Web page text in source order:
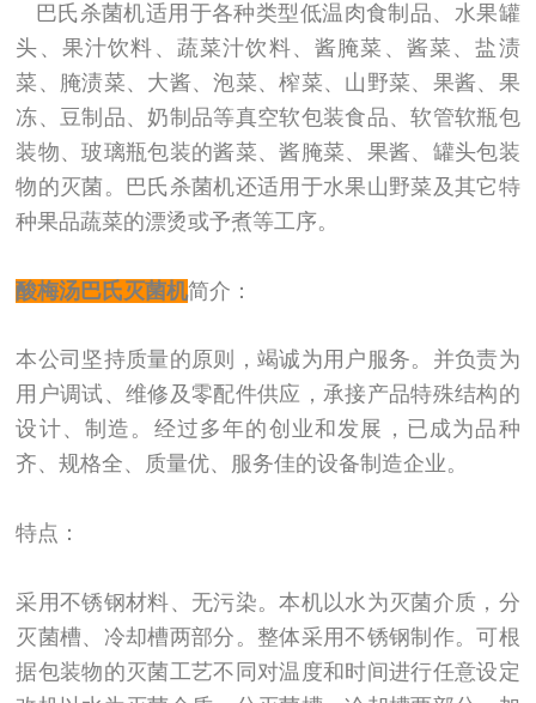
巴氏杀菌机适用于各种类型低温肉食制品、水果罐
头、果汁饮料、蔬菜汁饮料、酱腌菜、酱菜、盐渍
菜、腌渍菜、大酱、泡菜、榨菜、山野菜、果酱、果
冻、豆制品、奶制品等真空软包装食品、软管软瓶包
装物、玻璃瓶包装的酱菜、酱腌菜、果酱、罐头包装
物的灭菌。巴氏杀菌机还适用于水果山野菜及其它特
种果品蔬菜的漂烫或予煮等工序。
酸梅汤巴氏灭菌机简介：
本公司坚持质量的原则，竭诚为用户服务。并负责为
用户调试、维修及零配件供应，承接产品特殊结构的
设计、制造。经过多年的创业和发展，已成为品种
齐、规格全、质量优、服务佳的设备制造企业。
特点：
采用不锈钢材料、无污染。本机以水为灭菌介质，分
灭菌槽、冷却槽两部分。整体采用不锈钢制作。可根
据包装物的灭菌工艺不同对温度和时间进行任意设定